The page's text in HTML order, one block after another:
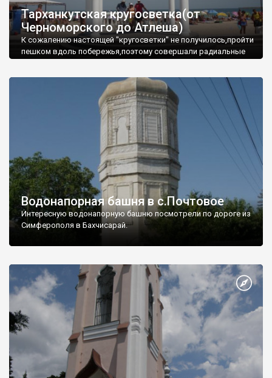
Тарханкутская кругосветка(от
Черноморского до Атлеша)
К сожалению настоящей "кругосветки" не получилось,пройти
пешком вдоль побережья,поэтому совершали радиальные
Водонапорная башня в с.Почтовое
Интересную водонапорную башню посмотрели по дороге из
Симферополя в Бахчисарай.